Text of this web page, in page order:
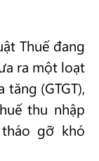
Thuế đang
ra một loạt
(GTGT),
thu nhập
gỡ khó